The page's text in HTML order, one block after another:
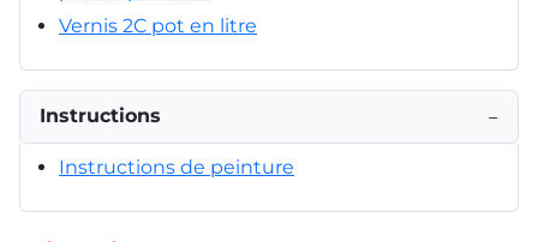
Vernis 2C pot en litre
Instructions −
Instructions de peinture